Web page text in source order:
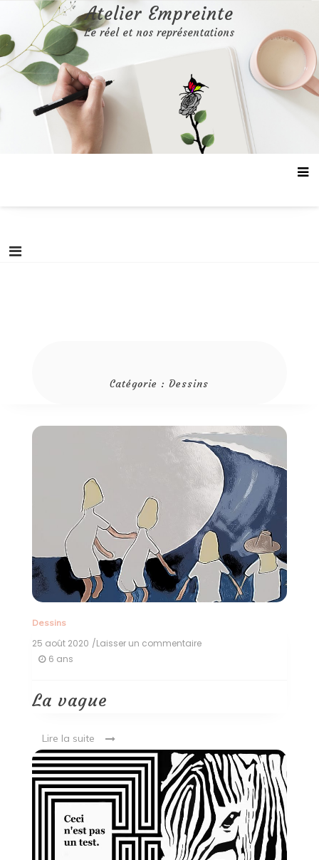
contenu
Atelier Empreinte
Le réel et nos représentations
Catégorie :Dessins
Dessins
25 août 2020 /Laisser un commentaireon
6 ans
La vague
Lire la suite